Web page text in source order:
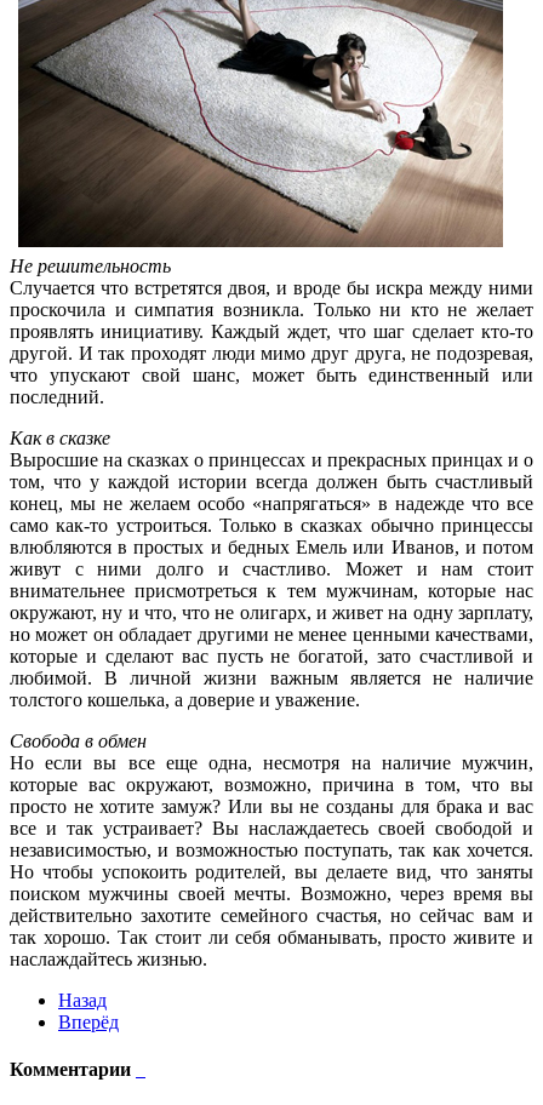
Не решительность
Случается что встретятся двоя, и вроде бы искра между ними
проскочила и симпатия возникла. Только ни кто не желает
проявлять инициативу. Каждый ждет, что шаг сделает кто-то
другой. И так проходят люди мимо друг друга, не подозревая,
что упускают свой шанс, может быть единственный или
последний.
Как в сказке
Выросшие на сказках о принцессах и прекрасных принцах и о
том, что у каждой истории всегда должен быть счастливый
конец, мы не желаем особо «напрягаться» в надежде что все
само как-то устроиться. Только в сказках обычно принцессы
влюбляются в простых и бедных Емель или Иванов, и потом
живут с ними долго и счастливо. Может и нам стоит
внимательнее присмотреться к тем мужчинам, которые нас
окружают, ну и что, что не олигарх, и живет на одну зарплату,
но может он обладает другими не менее ценными качествами,
которые и сделают вас пусть не богатой, зато счастливой и
любимой. В личной жизни важным является не наличие
толстого кошелька, а доверие и уважение.
Свобода в обмен
Но если вы все еще одна, несмотря на наличие мужчин,
которые вас окружают, возможно, причина в том, что вы
просто не хотите замуж? Или вы не созданы для брака и вас
все и так устраивает? Вы наслаждаетесь своей свободой и
независимостью, и возможностью поступать, так как хочется.
Но чтобы успокоить родителей, вы делаете вид, что заняты
поиском мужчины своей мечты. Возможно, через время вы
действительно захотите семейного счастья, но сейчас вам и
так хорошо. Так стоит ли себя обманывать, просто живите и
наслаждайтесь жизнью.
Назад
Вперёд
Комментарии